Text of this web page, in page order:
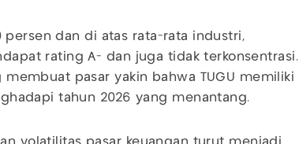
persen dan di atas rata-rata industri,
rating A- dan juga tidak terkonsentrasi.
pasar yakin bahwa TUGU memiliki
tahun 2026 yang menantang.